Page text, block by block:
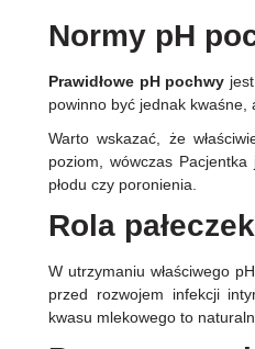
Normy pH
Prawidłowe pH pochwy
powinno być jednak kwaśne,
Warto wskazać, że
poziom, wówczas
płodu czy poronienia.
Rola
W utrzymaniu właściwego
przed rozwojem infekcji
kwasu mlekowego to